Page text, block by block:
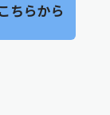
ちらから